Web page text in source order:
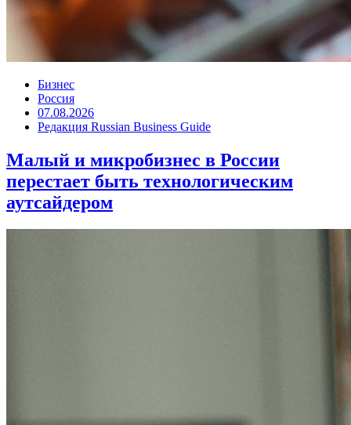
Бизнес
Россия
07.08.2026
Редакция Russian Business Guide
Малый и микробизнес в России
перестает быть технологическим
аутсайдером